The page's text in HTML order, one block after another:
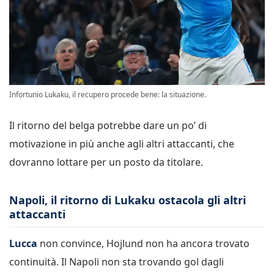
Infortunio Lukaku, il recupero procede bene: la situazione.
Il ritorno del belga potrebbe dare un po’ di
motivazione in più anche agli altri attaccanti, che
dovranno lottare per un posto da titolare.
Napoli, il ritorno di Lukaku ostacola gli altri
attaccanti
Lucca non convince, Hojlund non ha ancora trovato
continuità. Il Napoli non sta trovando gol dagli